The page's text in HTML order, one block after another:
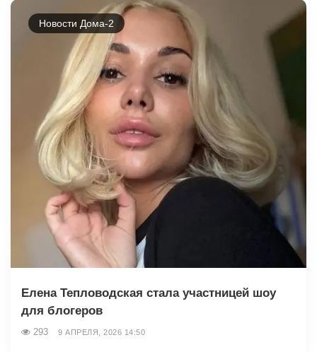
Новости Дома-2
Елена Тепловодская стала участницей шоу
для блогеров
293 9 АПРЕЛЯ, 2026 14:50